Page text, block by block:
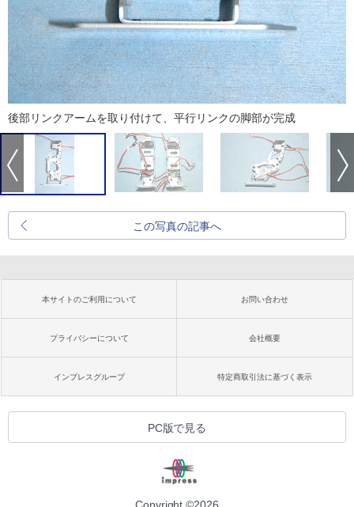
後部リンクアームを取り付けて、平行リンクの脚部が完成
この写真の記事へ
本サイトのご利用について お問い合わせ
プライバシーについて 会社概要
インプレスグループ 特定商取引法に基づく表示
PC版で見る
Copyright ©2026